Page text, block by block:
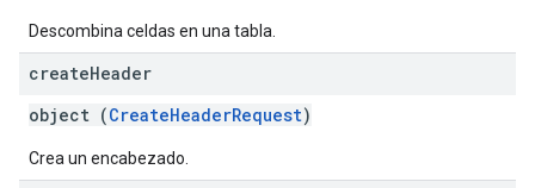
Descombina celdas en una tabla.
createHeader
object (CreateHeaderRequest)
Crea un encabezado.